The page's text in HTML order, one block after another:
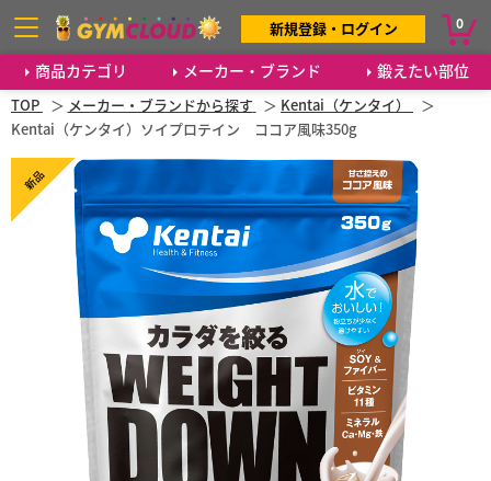
商品カテゴリ メーカー・ブランド 鍛えたい部位
新規登録・ログイン 0
TOP メーカー・ブランドから探す
Kentai（ケンタイ）
Kentai（ケンタイ）ソイプロテイン ココア風味350g
新品